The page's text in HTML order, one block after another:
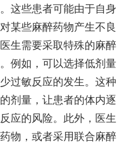
这些患者可能由于自身
某些麻醉药物产生不良
生需要采取特殊的麻醉
例如，可以选择低剂量
过敏反应的发生。这种
剂量，让患者的体内逐
应的风险。此外，医生
物，或者采用联合麻醉